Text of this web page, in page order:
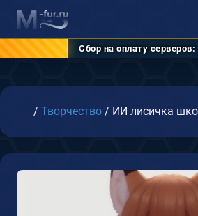
Сбор на оплату серверов:
Главная
/ Творчество / ИИ лисичка